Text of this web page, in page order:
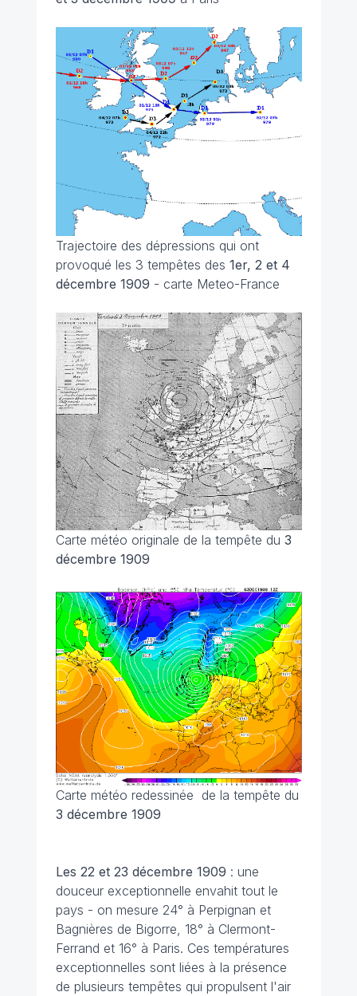
Trajectoire des dépressions qui ont
provoqué les 3 tempêtes des 1er, 2 et 4
décembre 1909 - carte Meteo-France
Carte météo originale de la tempête du 3
décembre 1909
Carte météo redessinée de la tempête du
3 décembre 1909
Les 22 et 23 décembre 1909 : une
douceur exceptionnelle envahit tout le
pays - on mesure 24° à Perpignan et
Bagnières de Bigorre, 18° à Clermont-
Ferrand et 16° à Paris. Ces températures
exceptionnelles sont liées à la présence
de plusieurs tempêtes qui propulsent l'air